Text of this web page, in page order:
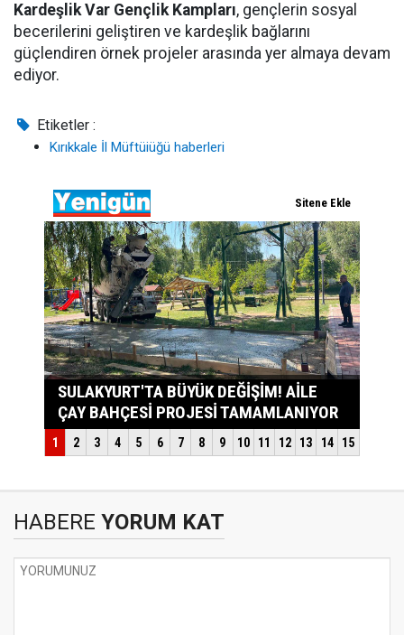
Kardeşlik Var Gençlik Kampları, gençlerin sosyal
becerilerini geliştiren ve kardeşlik bağlarını
güçlendiren örnek projeler arasında yer almaya devam
ediyor.
Etiketler :
Kırıkkale İl Müftüiüğü haberleri
HABERE YORUM KAT